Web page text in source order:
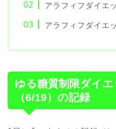
アラフィフダイエ
アラフィフダイエ
ゆる糖質制限ダイエ
（6/19）の記録